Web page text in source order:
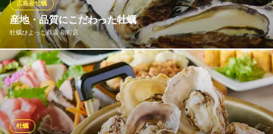
petit Barbare（プティバルバール）
生牡蠣とフレンチ惣菜
広電本線胡町駅 徒歩5分
広島県広島市中区薬研堀2-7 セントラルゲート4ブロック
産地・品質にこだわった牡蠣
牡蠣ひよっこ商店 胡町店
広島産牡蠣
当店では、広島県・江田島能美産の大粒牡蠣のみをご提供してお
ります。 身はぷりぷりで、甘みを実感頂けます! 日本酒・焼酎も
酒蔵を厳選して取り揃えてますので、 料理内容に合わせたお酒も
おすすめさせていただいております。
牡蠣